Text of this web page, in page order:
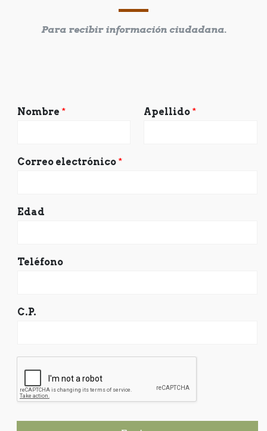
Para recibir información ciudadana.
Nombre * Apellido *
Correo electrónico *
Edad
Teléfono
C.P.